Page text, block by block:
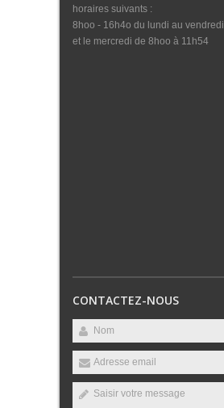
horaires suivants :
8hoo - 16h4o du lundi au vendredi
et le mercredi de 8hoo à 11h54
CONTACTEZ-NOUS